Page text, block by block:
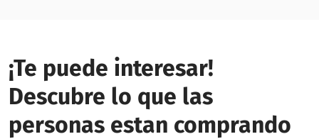
¡Te puede interesar!
Descubre lo que las
personas estan comprando